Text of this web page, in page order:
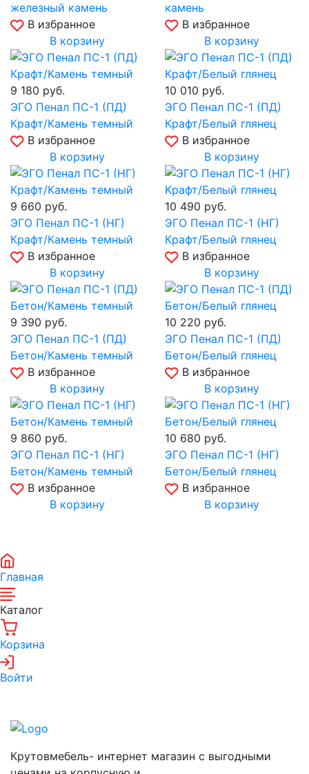
железный камень
В избранное
В корзину
камень
В избранное
В корзину
9 180 руб.
ЭГО Пенал ПС-1 (ПД)
Крафт/Камень темный
В избранное
В корзину
10 010 руб.
ЭГО Пенал ПС-1 (ПД)
Крафт/Белый глянец
В избранное
В корзину
9 660 руб.
ЭГО Пенал ПС-1 (НГ)
Крафт/Камень темный
В избранное
В корзину
10 490 руб.
ЭГО Пенал ПС-1 (НГ)
Крафт/Белый глянец
В избранное
В корзину
9 390 руб.
ЭГО Пенал ПС-1 (ПД)
Бетон/Камень темный
В избранное
В корзину
10 220 руб.
ЭГО Пенал ПС-1 (ПД)
Бетон/Белый глянец
В избранное
В корзину
9 860 руб.
ЭГО Пенал ПС-1 (НГ)
Бетон/Камень темный
В избранное
В корзину
10 680 руб.
ЭГО Пенал ПС-1 (НГ)
Бетон/Белый глянец
В избранное
В корзину
Главная
Каталог
Корзина
Войти
Крутовмебель- интернет магазин с выгодными